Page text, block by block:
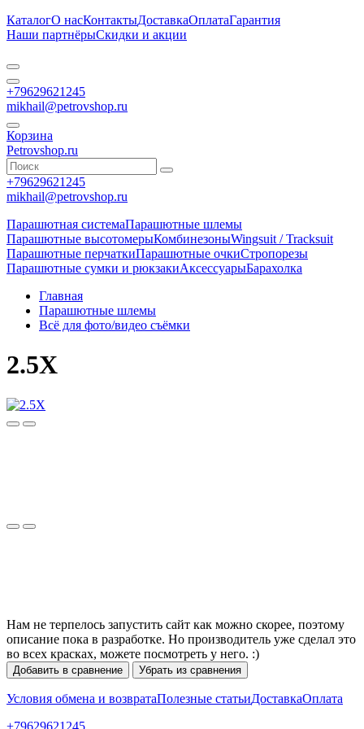
КаталогО насКонтактыДоставкаОплатаГарантия
Наши партнёрыСкидки и акции
+79629621245
mikhail@petrovshop.ru
Корзина
Petrovshop.ru
+79629621245
mikhail@petrovshop.ru
Парашютная системаПарашютные шлемы
Парашютные высотомерыКомбинезоныWingsuit / Tracksuit
Парашютные перчаткиПарашютные очкиСтропорезы
Парашютные сумки и рюкзакиАксессуарыБарахолка
Главная
Парашютные шлемы
Всё для фото/видео съёмки
2.5X
Нам не терпелось запустить сайт как можно скорее, поэтому
описание пока в разработке. Но производитель уже сделал это
во всех красках, можете посмотреть у него. :)
Добавить в сравнение Убрать из сравнения
Условия обмена и возвратаПолезные статьиДоставкаОплата
+79629621245